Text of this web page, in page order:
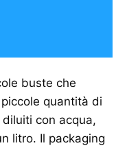
buste che
quantità di
con acqua,
litro. Il packaging